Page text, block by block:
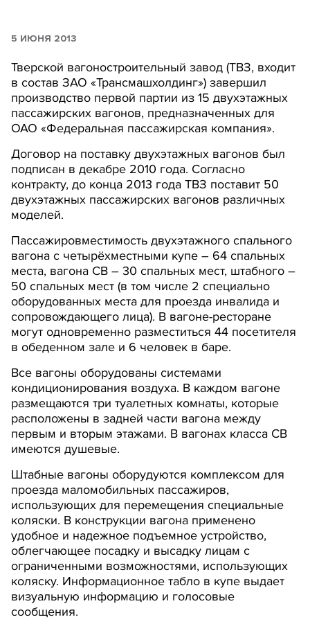
5 ИЮНЯ 2013
Тверской вагоностроительный завод (ТВЗ, входит
в состав ЗАО «Трансмашхолдинг») завершил
производство первой партии из 15 двухэтажных
пассажирских вагонов, предназначенных для
ОАО «Федеральная пассажирская компания».
Договор на поставку двухэтажных вагонов был
подписан в декабре 2010 года. Согласно
контракту, до конца 2013 года ТВЗ поставит 50
двухэтажных пассажирских вагонов различных
моделей.
Пассажировместимость двухэтажного спального
вагона с четырёхместными купе – 64 спальных
места, вагона СВ – 30 спальных мест, штабного –
50 спальных мест (в том числе 2 специально
оборудованных места для проезда инвалида и
сопровождающего лица). В вагоне-ресторане
могут одновременно разместиться 44 посетителя
в обеденном зале и 6 человек в баре.
Все вагоны оборудованы системами
кондиционирования воздуха. В каждом вагоне
размещаются три туалетных комнаты, которые
расположены в задней части вагона между
первым и вторым этажами. В вагонах класса СВ
имеются душевые.
Штабные вагоны оборудуются комплексом для
проезда маломобильных пассажиров,
использующих для перемещения специальные
коляски. В конструкции вагона применено
удобное и надежное подъемное устройство,
облегчающее посадку и высадку лицам с
ограниченными возможностями, использующих
коляску. Информационное табло в купе выдает
визуальную информацию и голосовые
сообщения.